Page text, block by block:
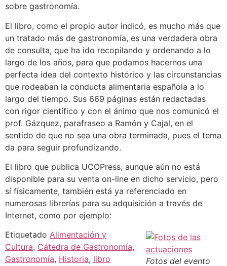
sobre gastronomía.
El libro, como el propio autor indicó, es mucho más que
un tratado más de gastronomía, es una verdadera obra
de consulta, que ha ido recopilando y ordenando a lo
largo de los años, para que podamos hacernos una
perfecta idea del contexto histórico y las circunstancias
que rodeaban la conducta alimentaria española a lo
largo del tiempo. Sus 669 páginas están redactadas
con rigor científico y con el ánimo que nos comunicó el
prof. Gázquez, parafraseo a Ramón y Cajal, en el
sentido de que no sea una obra terminada, pues el tema
da para seguir profundizando.
El libro que publica UCOPress, aunque aún no está
disponible para su venta on-line en dicho servicio, pero
sí físicamente, también está ya referenciado en
numerosas librerías para su adquisición a través de
Internet, como por ejemplo:
Fotos del evento
Etiquetado Alimentación y
Cultura, Cátedra de Gastronomía,
Gastronomía, Historia, libro